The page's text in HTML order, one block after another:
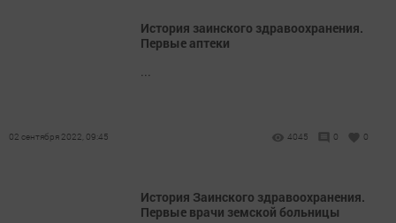
История заинского здравоохранения.
Первые аптеки
...
02 сентября 2022, 09:45 4045 0 0
История Заинского здравоохранения.
Первые врачи земской больницы